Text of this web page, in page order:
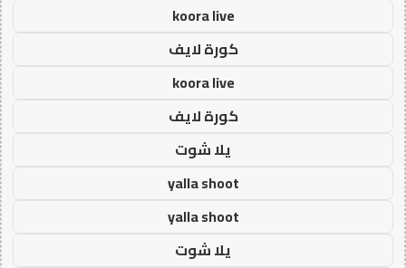
koora live
كورة لايف
koora live
كورة لايف
يلا شوت
yalla shoot
yalla shoot
يلا شوت